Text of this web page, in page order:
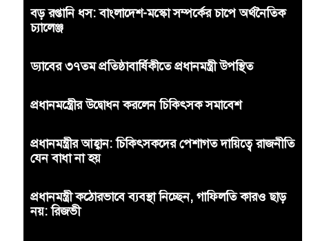
বড় রপ্তানি ধস: বাংলাদেশ-মস্কো সম্পর্কের চাপে অর্থনৈতিক
চ্যালেঞ্জ
ড্যাবের ৩৭তম প্রতিষ্ঠাবার্ষিকীতে প্রধানমন্ত্রী উপস্থিত
প্রধানমন্ত্রীের উদ্বোধন করলেন চিকিৎসক সমাবেশ
প্রধানমন্ত্রীর আহ্বান: চিকিৎসকদের পেশাগত দায়িত্বে রাজনীতি
যেন বাধা না হয়
প্রধানমন্ত্রী কঠোরভাবে ব্যবস্থা নিচ্ছেন, গাফিলতি কারও ছাড়
নয়: রিজভী